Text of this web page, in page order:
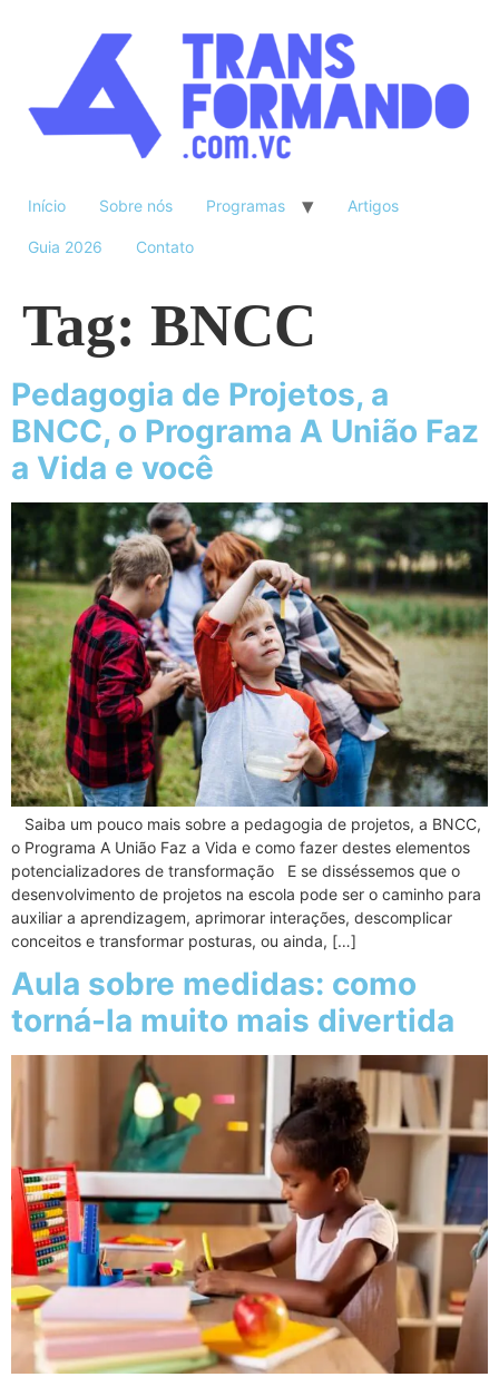
Início Sobre nós Programas Artigos
Guia 2026 Contato
Tag: BNCC
Pedagogia de Projetos, a
BNCC, o Programa A União Faz
a Vida e você
Saiba um pouco mais sobre a pedagogia de projetos, a BNCC,
o Programa A União Faz a Vida e como fazer destes elementos
potencializadores de transformação E se disséssemos que o
desenvolvimento de projetos na escola pode ser o caminho para
auxiliar a aprendizagem, aprimorar interações, descomplicar
conceitos e transformar posturas, ou ainda, […]
Aula sobre medidas: como
torná-la muito mais divertida